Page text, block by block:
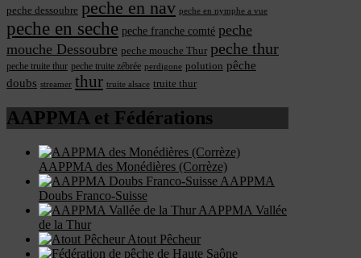
peche dessoubre peche en nav peche en nymphe a vue
peche en seche peche franche comté peche
mouche Dessoubre peche mouche Thur peche thur
peche truite thur peche truite zébrée perdigone polution pêche
doubs streamer thur truite alsace truite thur
AAPPMA et Fédérations
AAPPMA des Monédières (Corrèze)
AAPPMA
Doubs Franco-Suisse
AAPPMA Vallée
de la Thur
Atout Pêcheur